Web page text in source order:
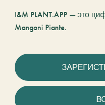
I&M PLANT.APP — это
Mangoni Piante.